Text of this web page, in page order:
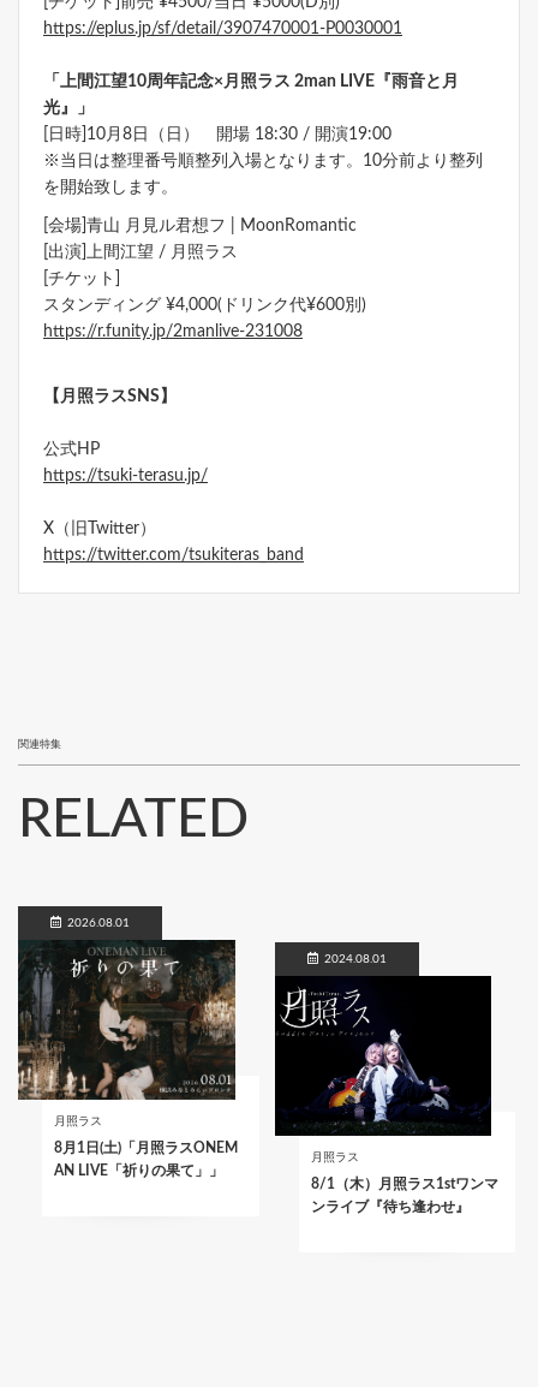
https://eplus.jp/sf/detail/3907470001-P0030001
「上間江望10周年記念×月照ラス 2man LIVE『雨音と月
光』」
[日時]10月8日（日） 開場 18:30 / 開演19:00
※当日は整理番号順整列入場となります。10分前より整列
を開始致します。
[会場]青山 月見ル君想フ | MoonRomantic
[出演]上間江望 / 月照ラス
[チケット]
スタンディング ¥4,000(ドリンク代¥600別)
https://r.funity.jp/2manlive-231008
【月照ラスSNS】
公式HP
https://tsuki-terasu.jp/
X（旧Twitter）
https://twitter.com/tsukiteras_band
関連特集
RELATED
2026.08.01
月照ラス
8月1日(土)「月照ラスONEM
AN LIVE「祈りの果て」」
2024.08.01
月照ラス
8/1（木）月照ラス1stワンマ
ンライブ『待ち逢わせ』